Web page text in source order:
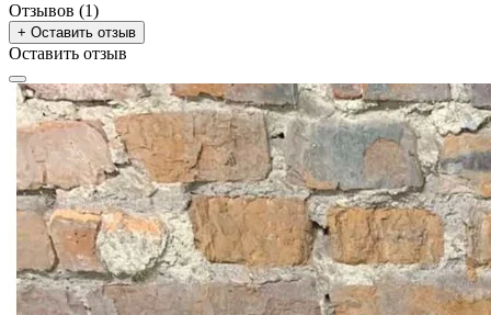
купить качественный мангал
разборной мангал
мангал раскладной купить
мангал цена
мангал ручной работы
мангал с шампурами
барбекю, мангал
куплю мангал
мангал разборный
Цена мангалов
Отзывов (1)
+ Оставить отзыв
Оставить отзыв